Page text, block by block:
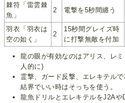
棘符「雷雲棘
魚」
2 電撃を5秒間纏う
羽衣「羽衣は
空の如く」
2
15秒間グレイズ時
に打撃無敵を付加
龍の眼が有効なのはアリス、レ
人的に)
霊撃、ガード反撃、エレキテル
結界でいい時はそっちを使う。
龍魚ドリルとエレキテルをJ2A